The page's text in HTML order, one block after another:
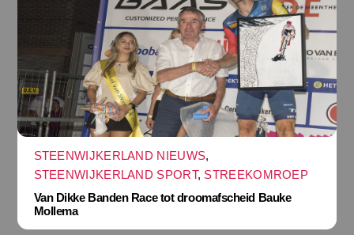
STEENWIJKERLAND NIEUWS,
STEENWIJKERLAND SPORT, STREEKOMROEP
Van Dikke Banden Race tot droomafscheid Bauke
Mollema